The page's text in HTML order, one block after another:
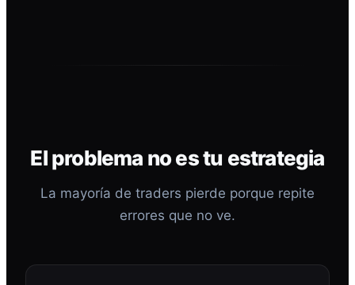
El problema no es tu estrategia
La mayoría de traders pierde porque repite
errores que no ve.